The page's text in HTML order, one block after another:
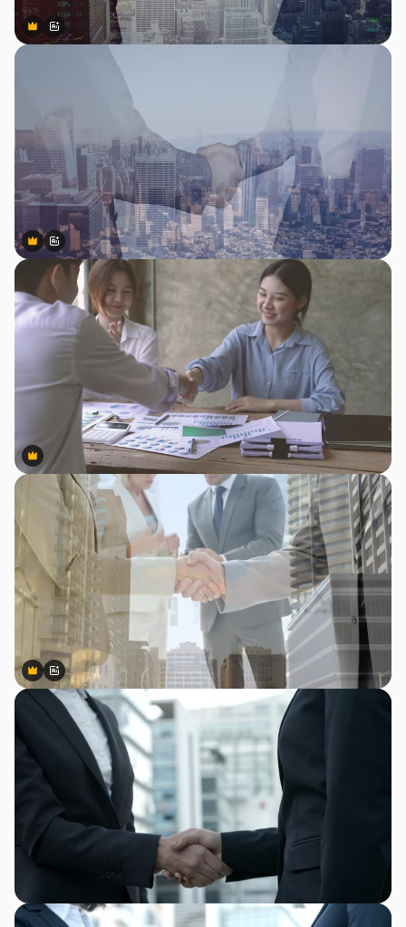
Premium
Premium
สร้างขึ้นโดย AI
Premium
Premium
สร้างขึ้นโดย AI
Premium
Premium
Premium
Premium
สร้างขึ้นโดย AI